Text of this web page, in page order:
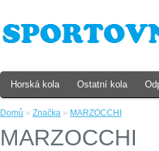
Domů » Značka » MARZOCCHI
MARZOCCHI
Horská kola Ostatní kola